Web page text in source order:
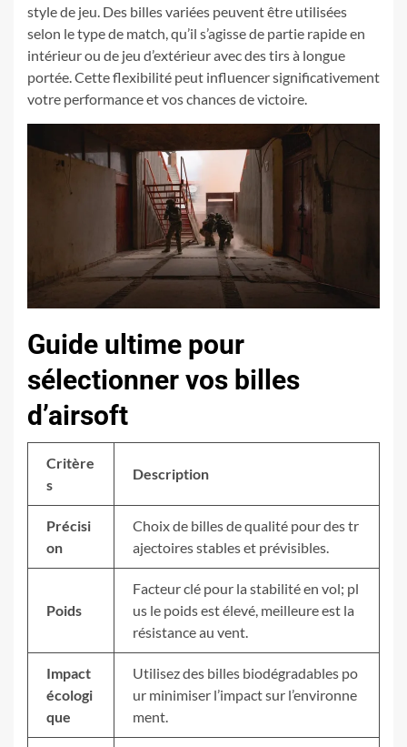
style de jeu. Des billes variées peuvent être utilisées
selon le type de match, qu’il s’agisse de partie rapide en
intérieur ou de jeu d’extérieur avec des tirs à longue
portée. Cette flexibilité peut influencer significativement
votre performance et vos chances de victoire.
Guide ultime pour
sélectionner vos billes
d’airsoft
Critère
s
Description
Précisi
on
Choix de billes de qualité pour des tr
ajectoires stables et prévisibles.
Poids
Facteur clé pour la stabilité en vol; pl
us le poids est élevé, meilleure est la
résistance au vent.
Impact
écologi
que
Utilisez des billes biodégradables po
ur minimiser l’impact sur l’environne
ment.